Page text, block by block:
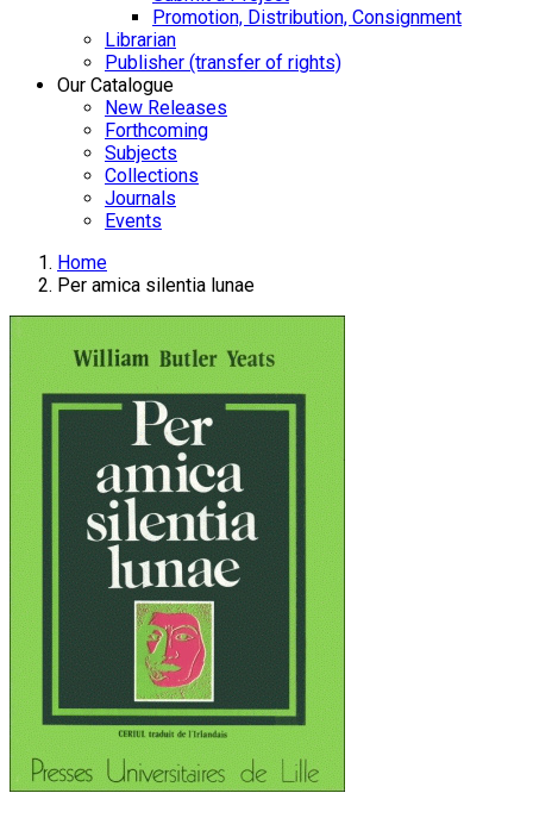
Promotion, Distribution, Consignment
Librarian
Publisher (transfer of rights)
Our Catalogue
New Releases
Forthcoming
Subjects
Collections
Journals
Events
Home
Per amica silentia lunae